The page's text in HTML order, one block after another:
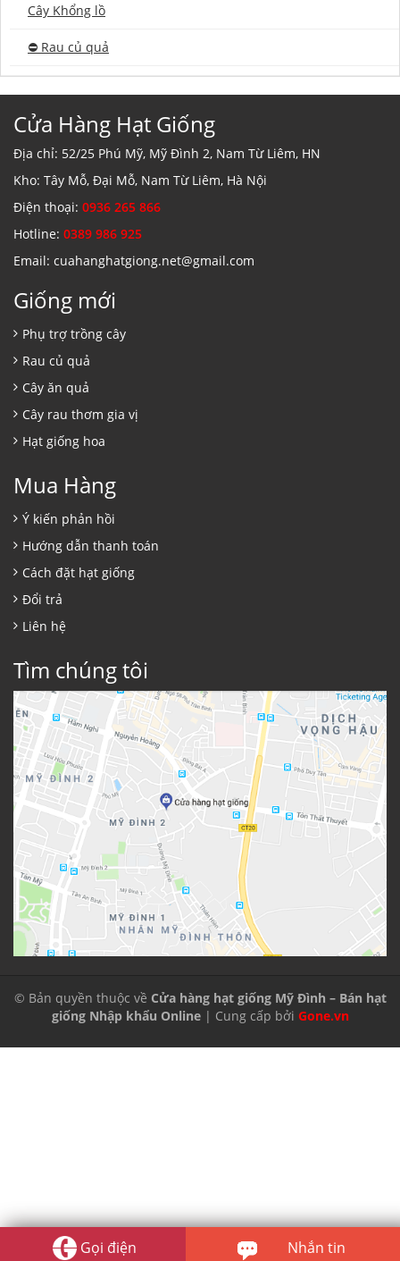
Cây Khổng lồ
⛔️ Rau củ quả
Cửa Hàng Hạt Giống
Địa chỉ: 52/25 Phú Mỹ, Mỹ Đình 2, Nam Từ Liêm, HN
Kho: Tây Mỗ, Đại Mỗ, Nam Từ Liêm, Hà Nội
Điện thoại: 0936 265 866
Hotline: 0389 986 925
Email: cuahanghatgiong.net@gmail.com
Giống mới
Phụ trợ trồng cây
Rau củ quả
Cây ăn quả
Cây rau thơm gia vị
Hạt giống hoa
Mua Hàng
Ý kiến phản hồi
Hướng dẫn thanh toán
Cách đặt hạt giống
Đổi trả
Liên hệ
Tìm chúng tôi
© Bản quyền thuộc về Cửa hàng hạt giống Mỹ Đình – Bán hạt
giống Nhập khẩu Online| Cung cấp bởi Gone.vn
Gọi điện Nhắn tin